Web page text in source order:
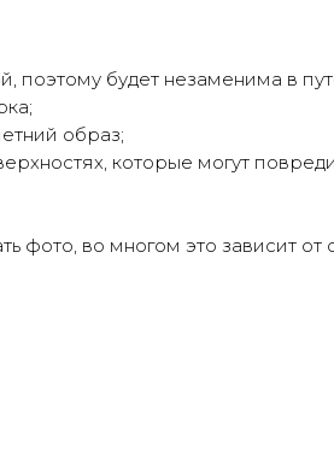
поэтому будет незаменима в
образ;
которые могут
фото, во многом это зависит